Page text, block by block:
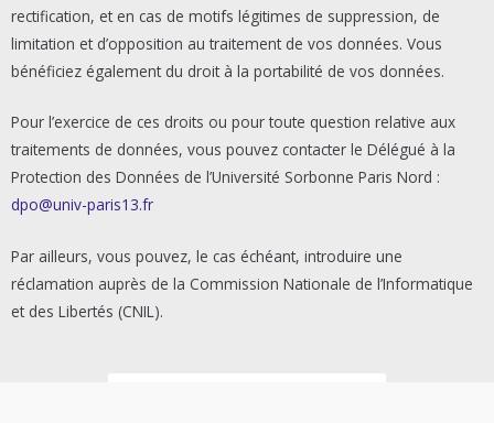
rectification, et en cas de motifs légitimes de suppression, de
limitation et d’opposition au traitement de vos données. Vous
bénéficiez également du droit à la portabilité de vos données.
Pour l’exercice de ces droits ou pour toute question relative aux
traitements de données, vous pouvez contacter le Délégué à la
Protection des Données de l’Université Sorbonne Paris Nord :
dpo@univ-paris13.fr
Par ailleurs, vous pouvez, le cas échéant, introduire une
réclamation auprès de la Commission Nationale de l’Informatique
et des Libertés (CNIL).